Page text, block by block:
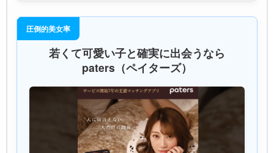
圧倒的美女率
若くて可愛い子と確実に出会うなら
paters（ペイターズ）